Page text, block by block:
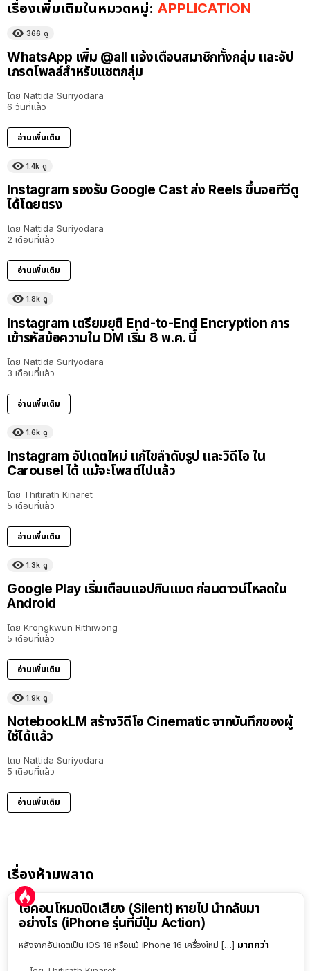
เรื่องเพิ่มเติมในหมวดหมู่: APPLICATION
366 ดู
WhatsApp เพิ่ม @all แจ้งเตือนสมาชิกทั้งกลุ่ม และอัป
เกรดโพลล์สำหรับแชตกลุ่ม
โดย Nattida Suriyodara
6 วันที่แล้ว
อ่านเพิ่มเติม
1.4k ดู
Instagram รองรับ Google Cast ส่ง Reels ขึ้นจอทีวีดู
ได้โดยตรง
โดย Nattida Suriyodara
2 เดือนที่แล้ว
อ่านเพิ่มเติม
1.8k ดู
Instagram เตรียมยุติ End-to-End Encryption การ
เข้ารหัสข้อความใน DM เริ่ม 8 พ.ค. นี้
โดย Nattida Suriyodara
3 เดือนที่แล้ว
อ่านเพิ่มเติม
1.6k ดู
Instagram อัปเดตใหม่ แก้ไขลำดับรูป และวิดีโอ ใน
Carousel ได้ แม้จะโพสต์ไปแล้ว
โดย Thitirath Kinaret
5 เดือนที่แล้ว
อ่านเพิ่มเติม
1.3k ดู
Google Play เริ่มเตือนแอปกินแบต ก่อนดาวน์โหลดใน
Android
โดย Krongkwun Rithiwong
5 เดือนที่แล้ว
อ่านเพิ่มเติม
1.9k ดู
NotebookLM สร้างวิดีโอ Cinematic จากบันทึกของผู้
ใช้ได้แล้ว
โดย Nattida Suriyodara
5 เดือนที่แล้ว
อ่านเพิ่มเติม
เรื่องห้ามพลาด
ไอคอนโหมดปิดเสียง (Silent) หายไป นำกลับมา
อย่างไร (iPhone รุ่นที่มีปุ่ม Action)
หลังจากอัปเดตเป็น iOS 18 หรือแม้ iPhone 16 เครื่องใหม่ […] มากกว่า